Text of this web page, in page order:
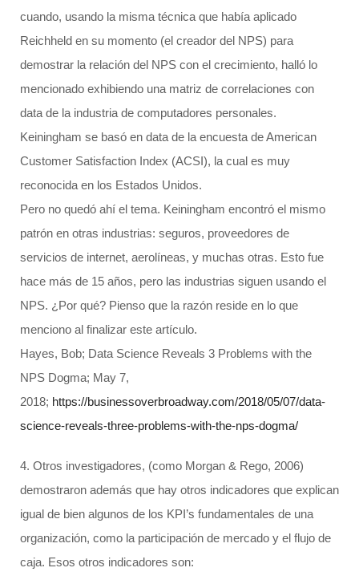
cuando, usando la misma técnica que había aplicado
Reichheld en su momento (el creador del NPS) para
demostrar la relación del NPS con el crecimiento, halló lo
mencionado exhibiendo una matriz de correlaciones con
data de la industria de computadores personales.
Keiningham se basó en data de la encuesta de American
Customer Satisfaction Index (ACSI), la cual es muy
reconocida en los Estados Unidos.
Pero no quedó ahí el tema. Keiningham encontró el mismo
patrón en otras industrias: seguros, proveedores de
servicios de internet, aerolíneas, y muchas otras. Esto fue
hace más de 15 años, pero las industrias siguen usando el
NPS. ¿Por qué? Pienso que la razón reside en lo que
menciono al finalizar este artículo.
Hayes, Bob; Data Science Reveals 3 Problems with the
NPS Dogma; May 7,
2018; https://businessoverbroadway.com/2018/05/07/data-
science-reveals-three-problems-with-the-nps-dogma/
4. Otros investigadores, (como Morgan & Rego, 2006)
demostraron además que hay otros indicadores que explican
igual de bien algunos de los KPI’s fundamentales de una
organización, como la participación de mercado y el flujo de
caja. Esos otros indicadores son: